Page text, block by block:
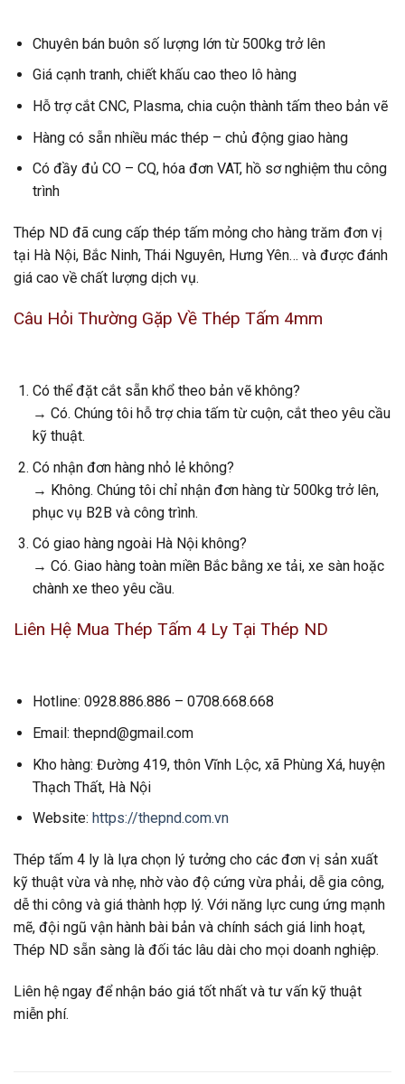
Chuyên bán buôn số lượng lớn từ 500kg trở lên
Giá cạnh tranh, chiết khấu cao theo lô hàng
Hỗ trợ cắt CNC, Plasma, chia cuộn thành tấm theo bản vẽ
Hàng có sẵn nhiều mác thép – chủ động giao hàng
Có đầy đủ CO – CQ, hóa đơn VAT, hồ sơ nghiệm thu công
trình
Thép ND đã cung cấp thép tấm mỏng cho hàng trăm đơn vị
tại Hà Nội, Bắc Ninh, Thái Nguyên, Hưng Yên… và được đánh
giá cao về chất lượng dịch vụ.
Câu Hỏi Thường Gặp Về Thép Tấm 4mm
Có thể đặt cắt sẵn khổ theo bản vẽ không?
→ Có. Chúng tôi hỗ trợ chia tấm từ cuộn, cắt theo yêu cầu
kỹ thuật.
Có nhận đơn hàng nhỏ lẻ không?
→ Không. Chúng tôi chỉ nhận đơn hàng từ 500kg trở lên,
phục vụ B2B và công trình.
Có giao hàng ngoài Hà Nội không?
→ Có. Giao hàng toàn miền Bắc bằng xe tải, xe sàn hoặc
chành xe theo yêu cầu.
Liên Hệ Mua Thép Tấm 4 Ly Tại Thép ND
Hotline: 0928.886.886 – 0708.668.668
Email: thepnd@gmail.com
Kho hàng: Đường 419, thôn Vĩnh Lộc, xã Phùng Xá, huyện
Thạch Thất, Hà Nội
Website: https://thepnd.com.vn
Thép tấm 4 ly là lựa chọn lý tưởng cho các đơn vị sản xuất
kỹ thuật vừa và nhẹ, nhờ vào độ cứng vừa phải, dễ gia công,
dễ thi công và giá thành hợp lý. Với năng lực cung ứng mạnh
mẽ, đội ngũ vận hành bài bản và chính sách giá linh hoạt,
Thép ND sẵn sàng là đối tác lâu dài cho mọi doanh nghiệp.
Liên hệ ngay để nhận báo giá tốt nhất và tư vấn kỹ thuật
miễn phí.